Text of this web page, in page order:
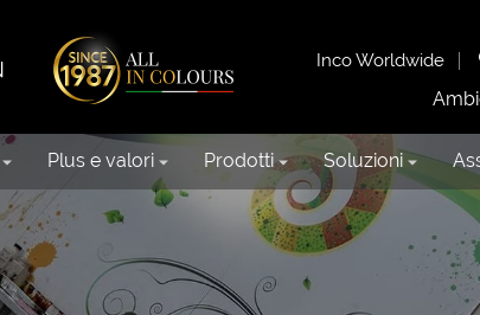
Inco Worldwide
Plus e valori Prodotti Soluzioni